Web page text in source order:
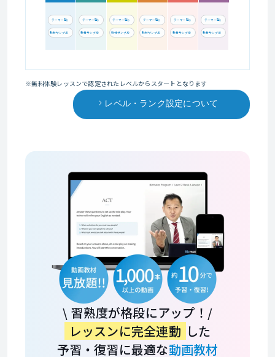
テーマ一覧
教材サンプル
テーマ一覧
教材サンプル
テーマ一覧
教材サンプル
テーマ一覧
教材サンプル
テーマ一覧
教材サンプル
テーマ一覧
教材サンプル
※無料体験レッスンで認定されたレベルからスタートとなります
レベル・ランク設定について
\ 習熟度が格段にアップ！/
レッスンに完全連動 した
予習・復習に最適な動画教材